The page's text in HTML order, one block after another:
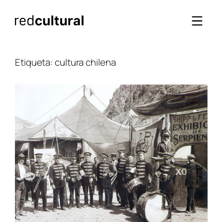
Etiqueta:cultura chilena